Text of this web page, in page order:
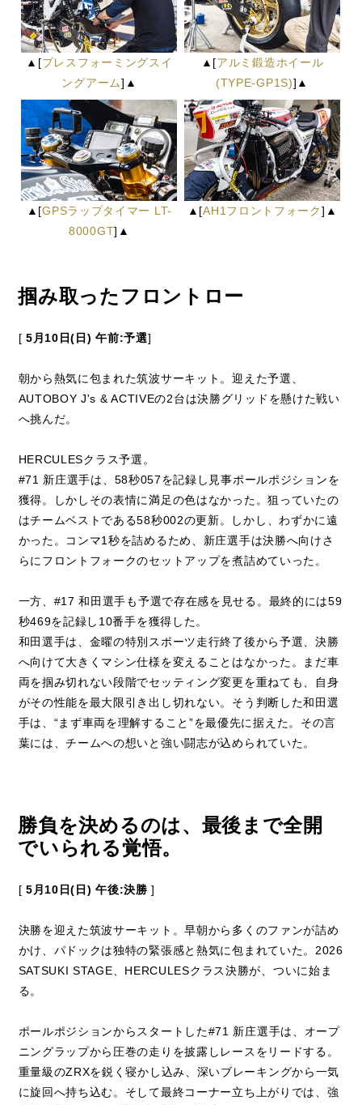
▲[プレスフォーミングスイ
ングアーム]▲
▲[アルミ鍛造ホイール
(TYPE-GP1S)]▲
▲[GPSラップタイマー LT-
8000GT]▲
▲[AH1フロントフォーク]▲
掴み取ったフロントロー
[ 5月10日(日) 午前:予選]
朝から熱気に包まれた筑波サーキット。迎えた予選、
AUTOBOY J's & ACTIVEの2台は決勝グリッドを懸けた戦い
へ挑んだ。
HERCULESクラス予選。
#71 新庄選手は、58秒057を記録し見事ポールポジションを
獲得。しかしその表情に満足の色はなかった。狙っていたの
はチームベストである58秒002の更新。しかし、わずかに遠
かった。コンマ1秒を詰めるため、新庄選手は決勝へ向けさ
らにフロントフォークのセットアップを煮詰めていった。
一方、#17 和田選手も予選で存在感を見せる。最終的には59
秒469を記録し10番手を獲得した。
和田選手は、金曜の特別スポーツ走行終了後から予選、決勝
へ向けて大きくマシン仕様を変えることはなかった。まだ車
両を掴み切れない段階でセッティング変更を重ねても、自身
がその性能を最大限引き出し切れない。そう判断した和田選
手は、“まず車両を理解すること”を最優先に据えた。その言
葉には、チームへの想いと強い闘志が込められていた。
勝負を決めるのは、最後まで全開
でいられる覚悟。
[ 5月10日(日) 午後:決勝 ]
決勝を迎えた筑波サーキット。早朝から多くのファンが詰め
かけ、パドックは独特の緊張感と熱気に包まれていた。2026
SATSUKI STAGE、HERCULESクラス決勝が、ついに始ま
る。
ポールポジションからスタートした#71 新庄選手は、オープ
ニングラップから圧巻の走りを披露しレースをリードする。
重量級のZRXを鋭く寝かし込み、深いブレーキングから一気
に旋回へ持ち込む。そして最終コーナー立ち上がりでは、強